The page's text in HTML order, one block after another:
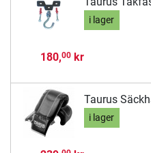
i lager
180,00kr
Taurus
i lager